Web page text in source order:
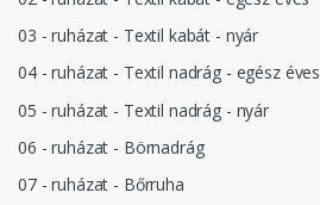
03 - ruházat - Textil kabát - nyár
04 - ruházat - Textil nadrág - egész éves
05 - ruházat - Textil nadrág - nyár
06 - ruházat - Börnadrág
07 - ruházat - Bőrruha